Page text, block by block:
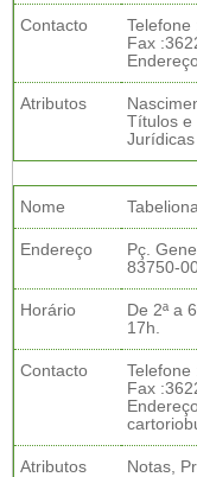
Contacto
Telefone
Fax
Atributos
Títulos e
Jurídicas
Nome
Endereço
Pç.
83750-
Horário
De 2ª a
17h.
Contacto
Telefone
Fax
Atributos Notas,